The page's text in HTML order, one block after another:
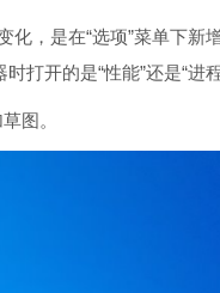
，是在“选项”菜单下新
打开的是“性能”还是“进程
图。